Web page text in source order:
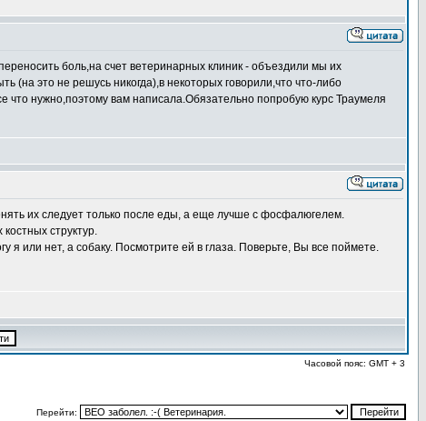
боль,на счет ветеринарных клиник - объездили мы их
(на это не решусь никогда),в некоторых говорили,что что-либо
что нужно,поэтому вам написала.Обязательно попробую курс Траумеля
их следует только после еды, а еще лучше с фосфалюгелем.
структур.
или нет, а собаку. Посмотрите ей в глаза. Поверьте, Вы все поймете.
Часовой пояс: GMT + 3
Перейти: